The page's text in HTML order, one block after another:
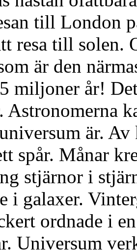
till London
resa till solen.
är den
miljoner år!
Astronomerna
är.
spår. Månar
stjärnor i
i galaxer.
ordnade i
Universum